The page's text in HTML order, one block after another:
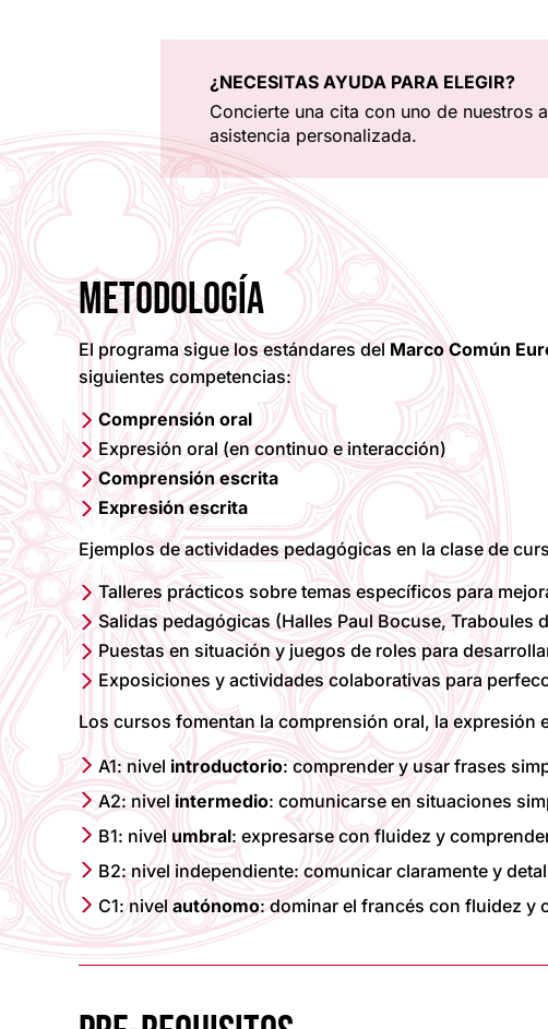
¿NECESITAS AYUDA PARA ELEGIR?
Concierte una cita con uno de nuestros
asistencia personalizada.
METODOLOGÍA
El programa sigue los estándares del Marco Común
siguientes competencias:
Comprensión oral
Expresión oral (en continuo e interacción)
Comprensión escrita
Expresión escrita
Ejemplos de actividades pedagógicas en la clase de
Talleres prácticos sobre temas específicos para
Salidas pedagógicas (Halles Paul Bocuse, Traboules
Puestas en situación y juegos de roles para
Exposiciones y actividades colaborativas para
Los cursos fomentan la comprensión oral, la expresión
A1: nivel introductorio: comprender y usar frases
A2: nivelintermedio: comunicarse en situaciones
B1: nivelumbral: expresarse con fluidez y
B2: nivel independiente: comunicar claramente y
C1: nivelautónomo: dominar el francés con fluidez y